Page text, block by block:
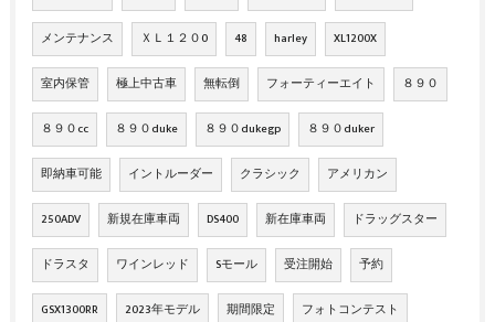
メンテナンス ＸＬ１２０0 48 harley XL1200X
室内保管 極上中古車 無転倒 フォーティーエイト ８９０
８９０cc ８９０duke ８９０dukegp ８９０duker
即納車可能 イントルーダー クラシック アメリカン
250ADV 新規在庫車両 DS400 新在庫車両 ドラッグスター
ドラスタ ワインレッド Sモール 受注開始 予約
GSX1300RR 2023年モデル 期間限定 フォトコンテスト